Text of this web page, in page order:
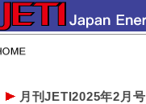
月刊JETI2025年2月号